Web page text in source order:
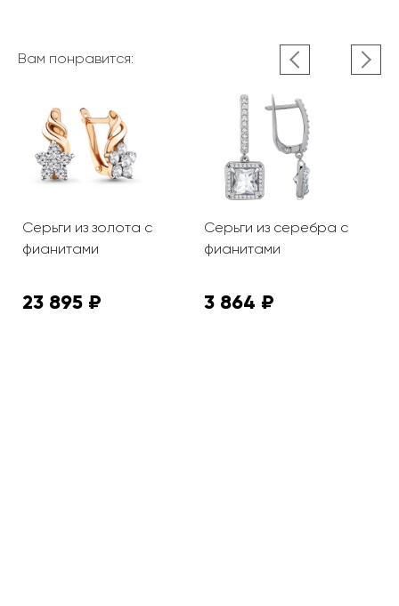
Вам понравится:
Серьги из золота с
фианитами
23 895 ₽
Серьги из серебра с
фианитами
3 864 ₽